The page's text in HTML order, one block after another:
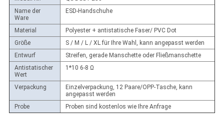
Name der
Ware
ESD-Handschuhe
Material
Polyester + antistatische Faser/ PVC Dot
Größe
S / M / L / XL für Ihre Wahl, kann angepasst werden
Entwurf
Streifen, gerade Manschette oder Fließmanschette
Antistatischer
Wert
1*10 6-8 Ω
Verpackung
Einzelverpackung, 12 Paare/OPP-Tasche, kann
angepasst werden
Probe
Proben sind kostenlos wie Ihre Anfrage